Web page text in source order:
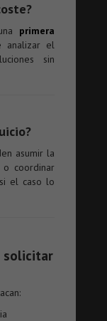
primera
analizar el
sin
asumir la
o coordinar
el caso lo